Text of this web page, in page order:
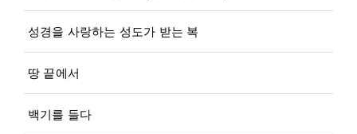
성경을 사랑하는 성도가 받는 복
땅 끝에서
백기를 들다